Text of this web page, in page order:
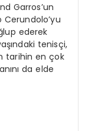
Garros’un
ederek
tenisçi,
tarihin en çok
da elde